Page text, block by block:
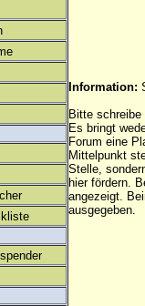
Information:
Bitte
Es bringt
Forum eine
Mittelpunkt
Stelle,
hier fördern.
angezeigt.
ausgegeben.